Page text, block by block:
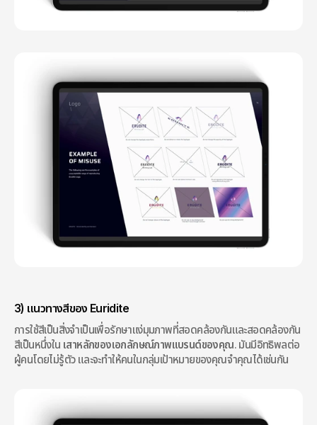
3) แนวทางสีของ Euridite
การใช้สีเป็นสิ่งจำเป็นเพื่อรักษาแง่มุมภาพที่สอดคล้องกันและสอดคล้องกัน
สีเป็นหนึ่งใน เสาหลักของเอกลักษณ์ภาพแบรนด์ของคุณ. มันมีอิทธิพลต่อ
ผู้คนโดยไม่รู้ตัว และจะทำให้คนในกลุ่มเป้าหมายของคุณจำคุณได้เช่นกัน